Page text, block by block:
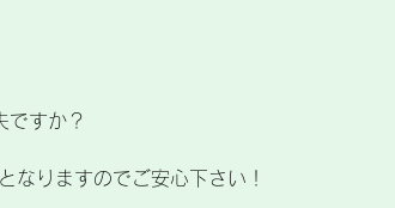
ですか？
なりますのでご安心下さい！